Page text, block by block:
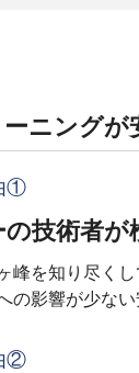
ニングが
①
の技術者が
峰を知り尽く
の影響が少な
②